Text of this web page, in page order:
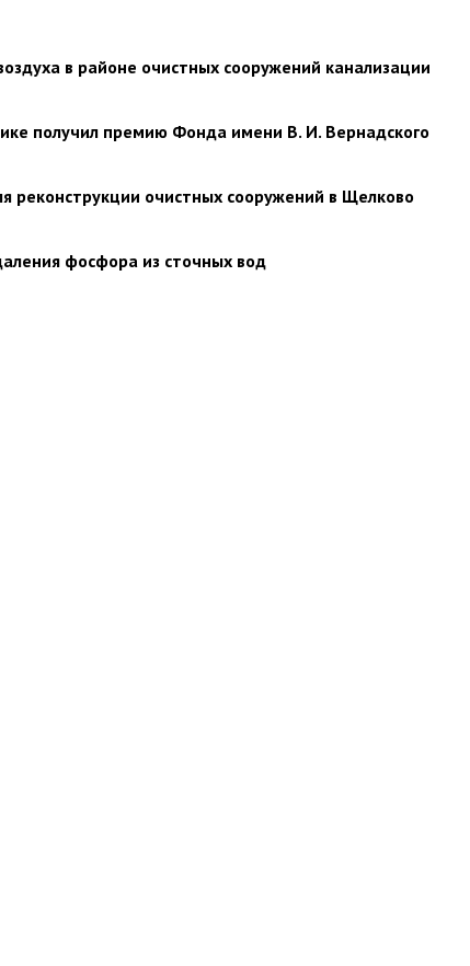
в районе очистных сооружений канализации
получил премию Фонда имени В. И. Вернадского
реконструкции очистных сооружений в Щелково
фосфора из сточных вод